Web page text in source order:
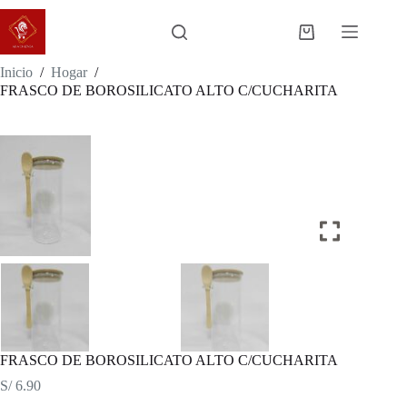
Saltar
contenido
Carro
Inicio / Hogar /
FRASCO DE BOROSILICATO ALTO C/CUCHARITA
FRASCO DE BOROSILICATO ALTO C/CUCHARITA
S/6.90